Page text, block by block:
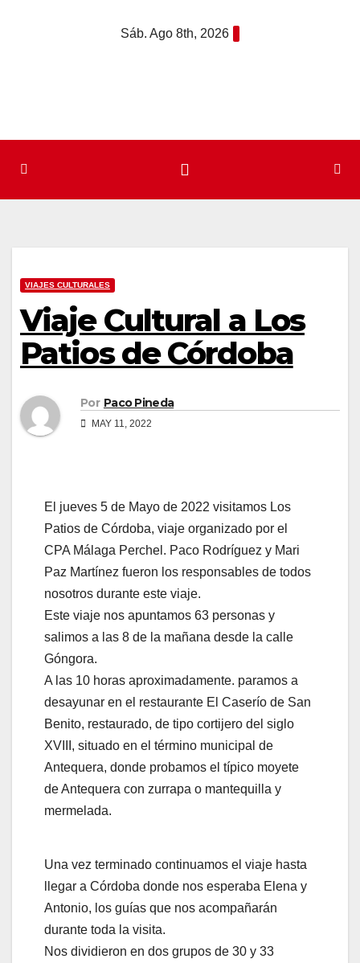
Sáb. Ago 8th, 2026
VIAJES CULTURALES
Viaje Cultural a Los
Patios de Córdoba
Por Paco Pineda
MAY 11, 2022
El jueves 5 de Mayo de 2022 visitamos Los
Patios de Córdoba, viaje organizado por el
CPA Málaga Perchel. Paco Rodríguez y Mari
Paz Martínez fueron los responsables de todos
nosotros durante este viaje.
Este viaje nos apuntamos 63 personas y
salimos a las 8 de la mañana desde la calle
Góngora.
A las 10 horas aproximadamente. paramos a
desayunar en el restaurante El Caserío de San
Benito, restaurado, de tipo cortijero del siglo
XVIII, situado en el término municipal de
Antequera, donde probamos el típico moyete
de Antequera con zurrapa o mantequilla y
mermelada.
Una vez terminado continuamos el viaje hasta
llegar a Córdoba donde nos esperaba Elena y
Antonio, los guías que nos acompañarán
durante toda la visita.
Nos dividieron en dos grupos de 30 y 33